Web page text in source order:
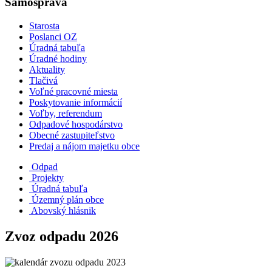
Starosta
Poslanci OZ
Úradná tabuľa
Úradné hodiny
Aktuality
Tlačivá
Voľné pracovné miesta
Poskytovanie informácií
Voľby, referendum
Odpadové hospodárstvo
Obecné zastupiteľstvo
Predaj a nájom majetku obce
Odpad
Projekty
Úradná tabuľa
Územný plán obce
Abovský hlásnik
Zvoz odpadu 2026